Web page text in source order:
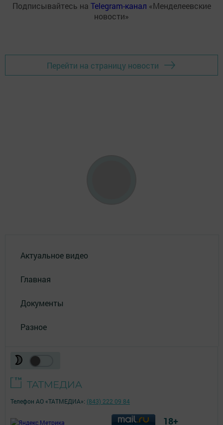
Подписывайтесь на Telegram-канал «Менделеевские
новости»
Перейти на страницу новости
Актуальное видео
Главная
Документы
Разное
Телефон АО «ТАТМЕДИА»: (843) 222 09 84
18+